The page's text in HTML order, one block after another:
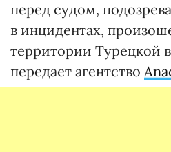
перед судом,
в инцидентах,
территории Турецкой
передает агентство